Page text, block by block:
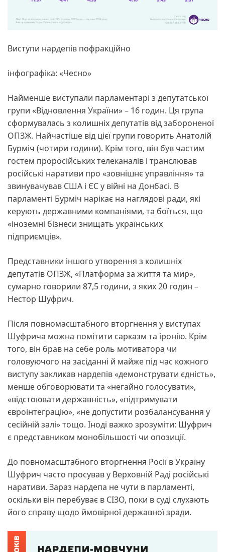
Виступи нардепів пофракційно
інфографіка: «Чесно»
Найменше виступали парламентарі з депутатської
групи «Відновлення України» – 16 годин. Ця група
сформувалась з колишніх депутатів від забороненої
ОПЗЖ. Найчастіше від цієї групи говорить Анатолій
Бурміч (чотири години). Крім того, він був частим
гостем проросійських телеканалів і транслював
російські наративи про «зовнішнє управління» та
звинувачував США і ЄС у війні на Донбасі. В
парламенті Бурміч нарікає на наглядові ради, які
керують державними компаніями, та боїться, що
«іноземні бізнеси знищать українських
підприємців».
Представники іншого утворення з колишніх
депутатів ОПЗЖ, «Платформа за життя та мир»,
сумарно говорили 87,5 години, з яких 20 годин –
Нестор Шуфрич.
Після повномасштабного вторгнення у виступах
Шуфрича можна помітити сарказм та іронію. Крім
того, він брав на себе роль мотиватора чи
головуючого на засіданні й майже під час кожного
виступу закликав нардепів «демонструвати єдність»,
менше обговорювати та «негайно голосувати»,
«відстоювати державність», «підтримувати
євроінтеграцію», «не допустити розбалансування у
сесійній залі» тощо. Іноді важко зрозуміти: Шуфрич
є представником монобільшості чи опозиції.
До повномасштабного вторгнення Росії в Україну
Шуфрич часто просував у Верховній Раді російські
наративи. Зараз нардепа не чути в парламенті,
оскільки він перебуває в СІЗО, поки в суді слухають
його справу щодо ймовірної державної зради.